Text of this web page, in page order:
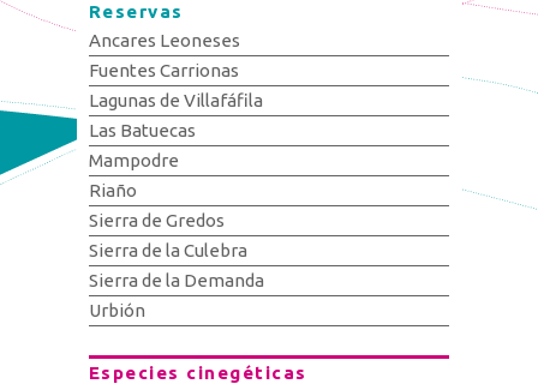
Reservas
Ancares Leoneses
Fuentes Carrionas
Lagunas de Villafáfila
Las Batuecas
Mampodre
Riaño
Sierra de Gredos
Sierra de la Culebra
Sierra de la Demanda
Urbión
Especies cinegéticas